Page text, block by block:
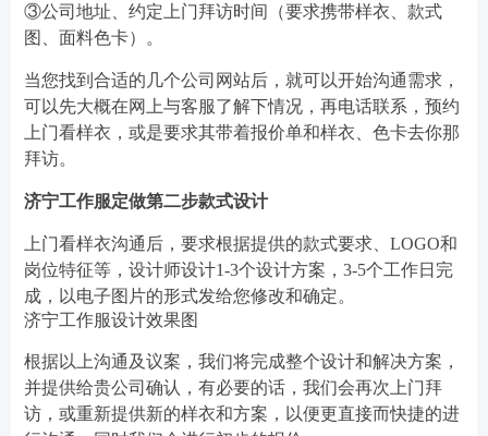
③公司地址、约定上门拜访时间（要求携带样衣、款式
图、面料色卡）。
当您找到合适的几个公司网站后，就可以开始沟通需求，
可以先大概在网上与客服了解下情况，再电话联系，预约
上门看样衣，或是要求其带着报价单和样衣、色卡去你那
拜访。
济宁工作服定做第二步款式设计
上门看样衣沟通后，要求根据提供的款式要求、LOGO和
岗位特征等，设计师设计1-3个设计方案，3-5个工作日完
成，以电子图片的形式发给您修改和确定。
济宁工作服设计效果图
根据以上沟通及议案，我们将完成整个设计和解决方案，
并提供给贵公司确认，有必要的话，我们会再次上门拜
访，或重新提供新的样衣和方案，以便更直接而快捷的进